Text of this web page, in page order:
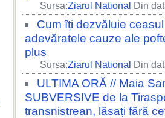
Sursa:Ziarul National Din
Cum îți dezvăluie
adevăratele cauze ale
plus
Sursa:Ziarul National Din
ULTIMA ORĂ // Maia
SUBVERSIVE de la
transnistrean, lăsați fără